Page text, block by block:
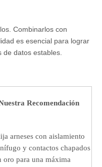
Combinarlos con
es esencial para lograr
datos estables.
Recomendación
arneses con aislamiento
y contactos chapados
oro para una máxima